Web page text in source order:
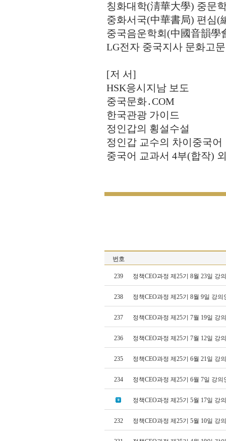
칭화대학(淸華大學) 중문
중화서국(中華書局) 편심(
중국음운학회(中國音韻學
LG전자 중국지사 문화고문
[저 서]
HSK응시지남 보도
중국문화․COM
한국관광 가이드
정인갑의 횡설수설
정인갑 교수의 차이중국어
중국어 교과서 4부(합작)
번호
239 정책CEO과정 제25기 8월 23일 강
238 정책CEO과정 제25기 8월 9일 강
237 정책CEO과정 제25기 7월 19일 강
236 정책CEO과정 제25기 7월 12일 강
235 정책CEO과정 제25기 6월 21일 강
234 정책CEO과정 제25기 6월 7일 강
정책CEO과정 제25기 5월 17일 강
232 정책CEO과정 제25기 5월 10일 강